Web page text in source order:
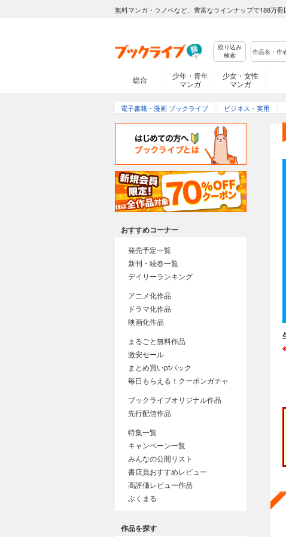
無料マンガ・ラノベなど、豊富なラインナップで188万冊
絞り込み
検索
総合
少年・青年
マンガ
少女・女性
マンガ
電子書籍・漫画 ブックライブ ビジネス・実用
おすすめコーナー
発売予定一覧
新刊・続巻一覧
デイリーランキング
アニメ化作品
ドラマ化作品
映画化作品
まるごと無料作品
激安セール
まとめ買いptバック
毎日もらえる！クーポンガチャ
ブックライブオリジナル作品
先行配信作品
特集一覧
キャンペーン一覧
みんなの公開リスト
書店員おすすめレビュー
高評価レビュー作品
ぶくまる
作品を探す